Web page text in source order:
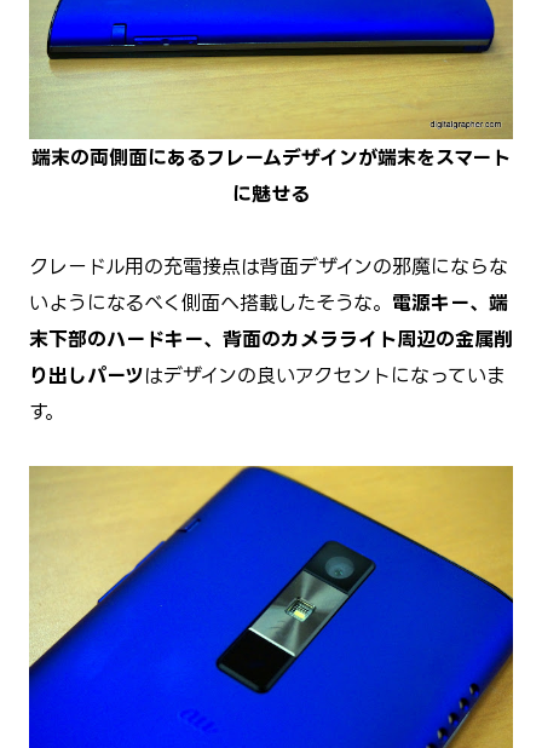
端末の両側面にあるフレームデザインが端末をスマート
に魅せる
クレードル用の充電接点は背面デザインの邪魔にならな
いようになるべく側面へ搭載したそうな。 電源キー、端
末下部のハードキー、背面のカメラライト周辺の金属削
り出しパーツはデザインの良いアクセントになっていま
す。